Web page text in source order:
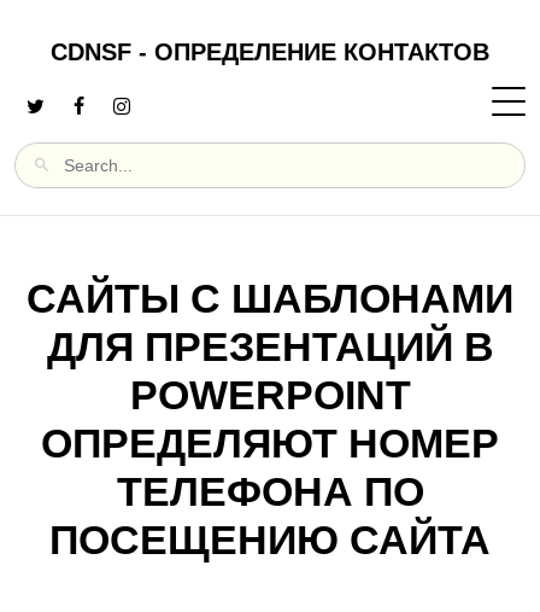
CDNSF - ОПРЕДЕЛЕНИЕ КОНТАКТОВ
САЙТЫ С ШАБЛОНАМИ
ДЛЯ ПРЕЗЕНТАЦИЙ В
POWERPOINT
ОПРЕДЕЛЯЮТ НОМЕР
ТЕЛЕФОНА ПО
ПОСЕЩЕНИЮ САЙТА